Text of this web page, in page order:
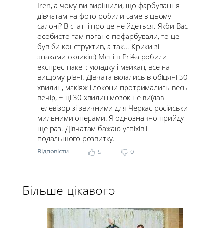
Iren, а чому ви вирішили, що фарбування
дівчатам на фото робили саме в цьому
салоні? В статті про це не йдеться. Якби Вас
особисто там погано пофарбували, то це
був би конструктив, а так... Крики зі
знаками окликів:) Мені в Pri4a робили
експрес-пакет: укладку і мейкап, все на
вищому рівні. Дівчата вклались в обіцяні 30
хвилин, макіяж і локони протримались весь
вечір, + ці 30 хвилин мозок не виїдав
телевізор зі звичними для Черкас російськи
мильними операми. Я однозначно прийду
ще раз. Дівчатам бажаю успіхів і
подальшого розвитку.
Відповісти 5 0
Більше цікавого